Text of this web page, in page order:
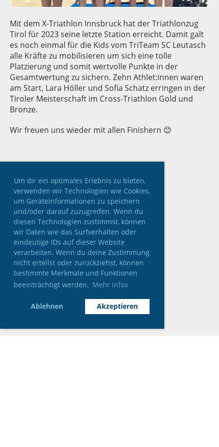
Um dir ein optimales Erlebnis zu bieten,
verwenden wir Technologien wie Cookies,
um Geräteinformationen zu speichern
und/oder darauf zuzugreifen. Wenn du
diesen Technologien zustimmst, können
wir Daten wie das Surfverhalten oder
eindeutige IDs auf dieser Website
verarbeiten. Wenn du deine Zustimmung
nicht erteilst oder zurückziehst, können
bestimmte Merkmale und Funktionen
beeinträchtigt werden. Mehr Infos
Ablehnen Akzeptieren
Mit dem X-Triathlon Innsbruck hat der Triathlonzug
Tirol für 2023 seine letzte Station erreicht. Damit galt
es noch einmal für die Kids vom TriTeam SC Leutasch
alle Kräfte zu mobilisieren um sich eine tolle
Platzierung und somit wertvolle Punkte in der
Gesamtwertung zu sichern. Zehn Athlet:innen waren
am Start, Lara Höller und Sofia Schatz erringen in der
Tiroler Meisterschaft im Cross-Triathlon Gold und
Bronze.
Wir freuen uns wieder mit allen Finishern 😊